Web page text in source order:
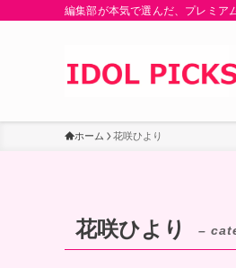
編集部が本気で選んだ、プレミア
ホーム 花咲ひより
花咲ひより –